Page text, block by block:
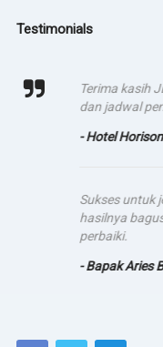
Testimonials
Terima kasih
dan jadwal
- Hotel Horison
Sukses untuk
hasilnya
perbaiki.
- Bapak Aries